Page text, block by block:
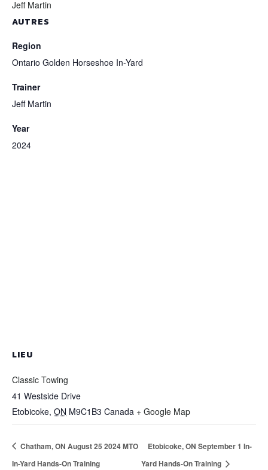
Jeff Martin
AUTRES
Region
Ontario Golden Horseshoe In-Yard
Trainer
Jeff Martin
Year
2024
LIEU
Classic Towing
41 Westside Drive
Etobicoke, ON M9C1B3 Canada + Google Map
Chatham, ON August 25 2024 MTO
In-Yard Hands-On Training
Etobicoke, ON September 1 In-
Yard Hands-On Training